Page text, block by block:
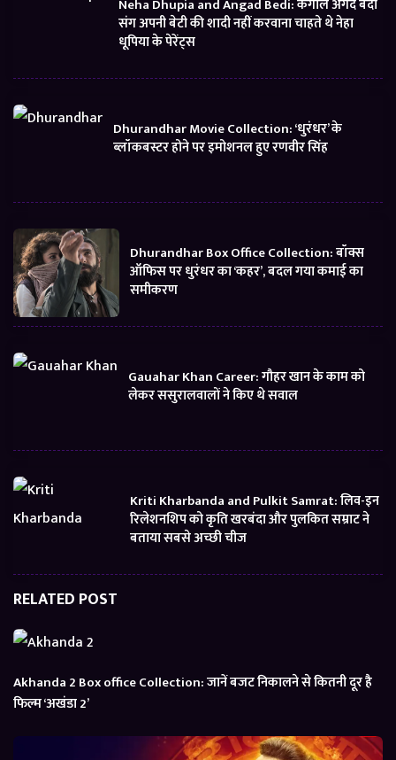
Neha Dhupia and Angad Bedi: कंगाल अंगद बेदी
संग अपनी बेटी की शादी नहीं करवाना चाहते थे नेहा
धूपिया के पेरेंट्स
Dhurandhar Movie Collection: ‘धुरंधर’ के
ब्लॉकबस्टर होने पर इमोशनल हुए रणवीर सिंह
Dhurandhar Box Office Collection: बॉक्स
ऑफिस पर धुरंधर का ‘कहर’, बदल गया कमाई का
समीकरण
Gauahar Khan Career: गौहर खान के काम को
लेकर ससुरालवालों ने किए थे सवाल
Kriti Kharbanda and Pulkit Samrat: लिव-इन
रिलेशनशिप को कृति खरबंदा और पुलकित सम्राट ने
बताया सबसे अच्छी चीज
RELATED POST
Akhanda 2 Box office Collection: जानें बजट निकालने से कितनी दूर है
फिल्म ‘अखंडा 2’